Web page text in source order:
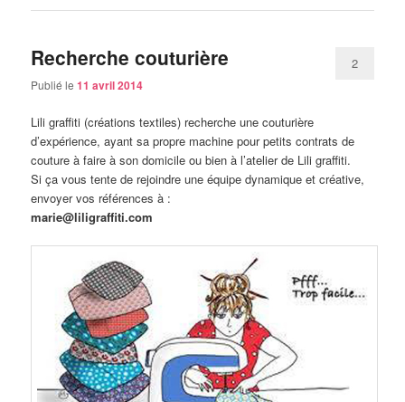
Recherche couturière
Publié le11 avril 2014
2
Lili graffiti (créations textiles) recherche une couturière
d’expérience, ayant sa propre machine pour petits contrats de
couture à faire à son domicile ou bien à l’atelier de Lili graffiti.
Si ça vous tente de rejoindre une équipe dynamique et créative,
envoyer vos références à :
marie@liligraffiti.com